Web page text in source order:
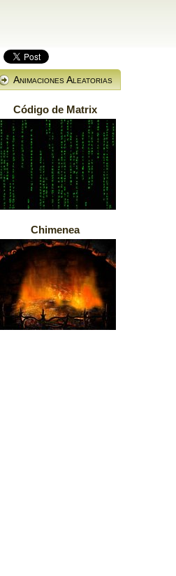
Animaciones Aleatorias
Código de Matrix
Chimenea